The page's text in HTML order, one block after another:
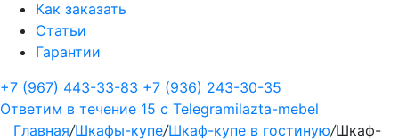
Как заказать
Статьи
Гарантии
+7 (967) 443-33-83 +7 (936) 243-30-35
Ответим в течение 15 с Telegramilazta-mebel
Главная/Шкафы-купе/Шкаф-купе в гостиную/Шкаф-